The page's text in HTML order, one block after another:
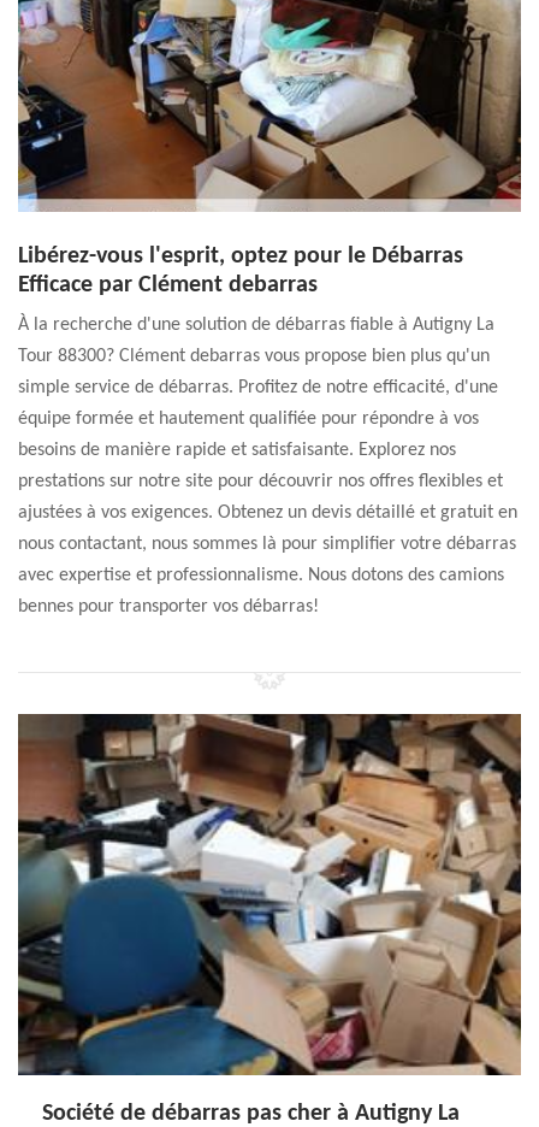
Libérez-vous l'esprit, optez pour le Débarras
Efficace par Clément debarras
À la recherche d'une solution de débarras fiable à Autigny La
Tour 88300? Clément debarras vous propose bien plus qu'un
simple service de débarras. Profitez de notre efficacité, d'une
équipe formée et hautement qualifiée pour répondre à vos
besoins de manière rapide et satisfaisante. Explorez nos
prestations sur notre site pour découvrir nos offres flexibles et
ajustées à vos exigences. Obtenez un devis détaillé et gratuit en
nous contactant, nous sommes là pour simplifier votre débarras
avec expertise et professionnalisme. Nous dotons des camions
bennes pour transporter vos débarras!
Société de débarras pas cher à Autigny La